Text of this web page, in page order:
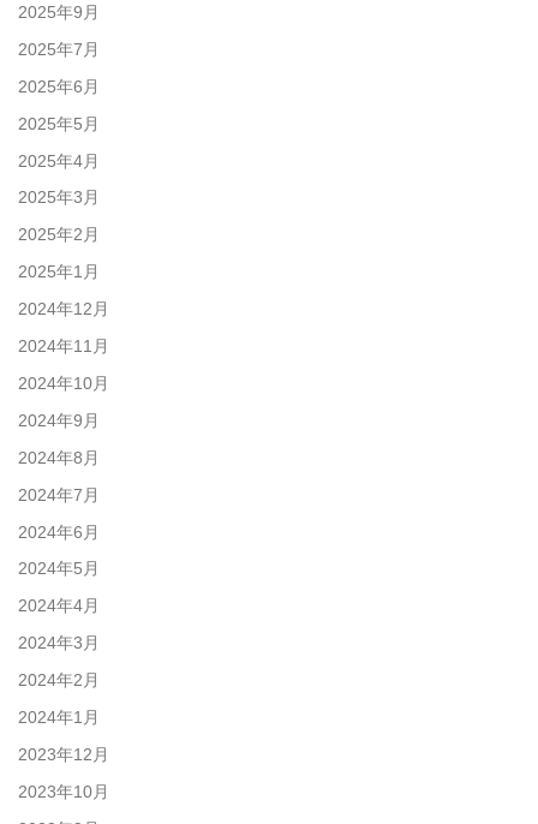
2025年9月
2025年7月
2025年6月
2025年5月
2025年4月
2025年3月
2025年2月
2025年1月
2024年12月
2024年11月
2024年10月
2024年9月
2024年8月
2024年7月
2024年6月
2024年5月
2024年4月
2024年3月
2024年2月
2024年1月
2023年12月
2023年10月